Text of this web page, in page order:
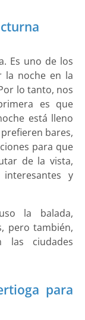
Es uno de los
la noche en la
lo tanto, nos
es que
está lleno
bares,
para que
de la vista,
y
la balada,
pero también,
las ciudades
para